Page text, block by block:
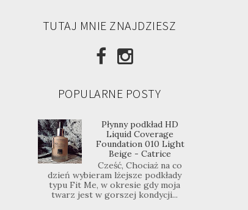
TUTAJ MNIE ZNAJDZIESZ
POPULARNE POSTY
Płynny podkład HD
Liquid Coverage
Foundation 010 Light
Beige - Catrice
Cześć, Chociaż na co
dzień wybieram lżejsze podkłady
typu Fit Me, w okresie gdy moja
twarz jest w gorszej kondycji...